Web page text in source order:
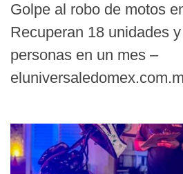
Golpe al robo de motos
Recuperan 18 unidades
personas en un mes –